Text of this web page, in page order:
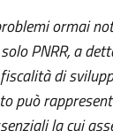
ormai
PNRR, a
di
può
la cui